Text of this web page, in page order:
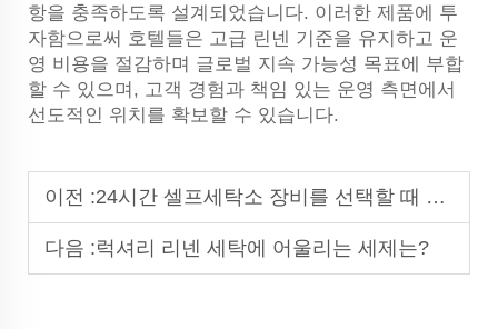
항을 충족하도록 설계되었습니다. 이러한 제품에 투
자함으로써 호텔들은 고급 린넨 기준을 유지하고 운
영 비용을 절감하며 글로벌 지속 가능성 목표에 부합
할 수 있으며, 고객 경험과 책임 있는 운영 측면에서
선도적인 위치를 확보할 수 있습니다.
이전 :24시간 셀프세탁소 장비를 선택할 때 고려해야 할 사항은 무엇인가요?
다음 :럭셔리 리넨 세탁에 어울리는 세제는?